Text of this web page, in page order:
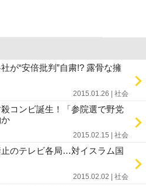
が“安倍批判”自粛!? 露骨な擁
2015.01.26 | 社会
コンビ誕生！「参院選で野党
2015.02.15 | 社会
のテレビ各局…対イスラム国
2015.02.02 | 社会